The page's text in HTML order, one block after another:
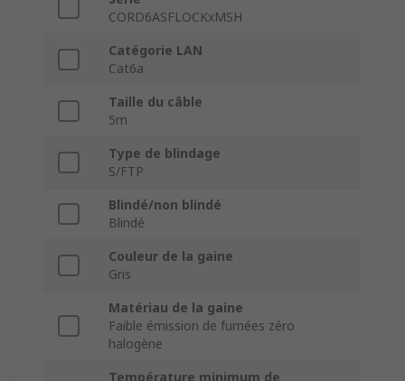
CORD6ASFLOCKxMSH
Catégorie LAN
Cat6a
Taille du câble
5m
Type de blindage
S/FTP
Blindé/non blindé
Blindé
Couleur de la gaine
Gris
Matériau de la gaine
Faible émission de fumées zéro
halogène
Température minimum de